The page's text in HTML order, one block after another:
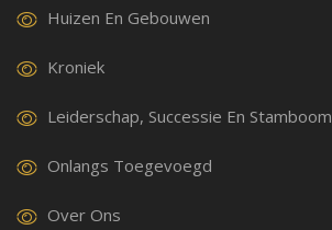
Huizen En Gebouwen
Kroniek
Leiderschap, Successie En Stamboom
Onlangs Toegevoegd
Over Ons